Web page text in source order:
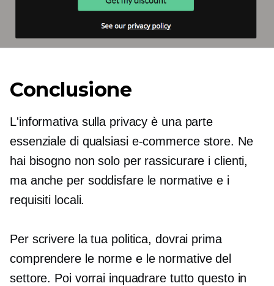
Conclusione
L'informativa sulla privacy è una parte
essenziale di qualsiasi e-commercestore. Ne
hai bisogno non solo per rassicurare i clienti,
ma anche per soddisfare le normative e i
requisiti locali.
Per scrivere la tua politica, dovrai prima
comprendere le norme e le normative del
settore. Poi vorrai inquadrare tutto questo in